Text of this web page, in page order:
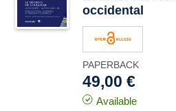
occidental
PAPERBACK
49,00 €
Available